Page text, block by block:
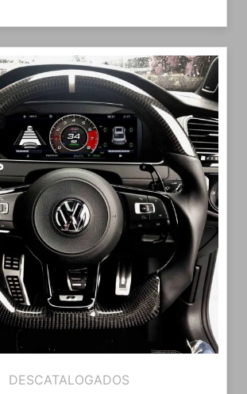
DESCATALOGADOS